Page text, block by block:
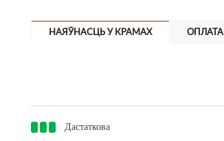
НАЯЎНАСЦЬ У КРАМАХ ОПЛАТА
Дастаткова